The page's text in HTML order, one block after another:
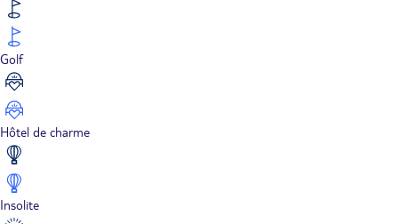
Golf
Hôtel de charme
Insolite